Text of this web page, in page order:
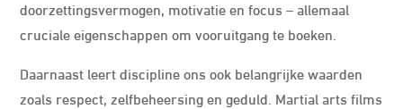
doorzettingsvermogen, motivatie en focus – allemaal
cruciale eigenschappen om vooruitgang te boeken.
Daarnaast leert discipline ons ook belangrijke waarden
zoals respect, zelfbeheersing en geduld. Martial arts films